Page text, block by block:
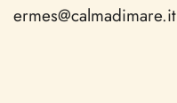
ermes@calmadimare.it